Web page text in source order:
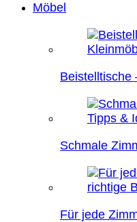
Möbel
Beistelltische
Schmale
Für jede